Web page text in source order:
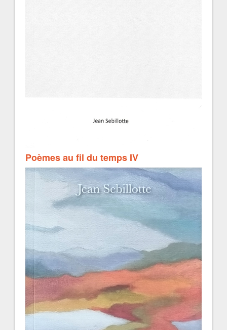
Poèmes au fil du temps IV